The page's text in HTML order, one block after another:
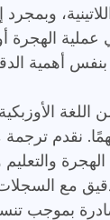
الهجرة
بنفس أهمية
اللغة
نقدم
الهجرة
مع
بموجب